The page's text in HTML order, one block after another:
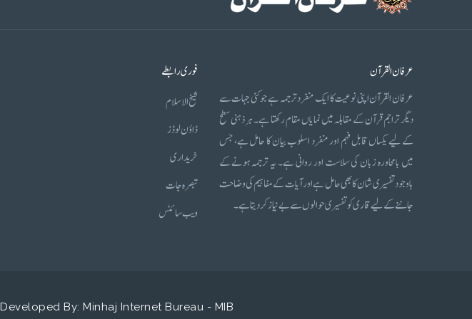
عرفان القرآن
عرفان القرآن اپنی نوعیت کا ایک منفرد ترجمہ ہے جو کئی جہات سے
دیگر تراجم قرآن کے مقابلہ میں نمایاں مقام رکھتا ہے۔ ہر ذہنی سطح
کے لیے یکساں قابل فہم اور منفرد اسلوب بیان کا حامل ہے، جس
میں بامحاورہ زبان کی سلاست اور روانی ہے۔ یہ ترجمہ ہونے کے
باوجود تفسیری شان کا بھی حامل ہے اور آیات کے مفاہیم کی وضاحت
جاننے کے لیے قاری کو تفسیری حوالوں سے بے نیاز کر دیتا ہے۔
فوری رابطے
شیخ الاسلام
ڈاؤن لوڈز
خریداری
تبصرہ جات
ویب سائٹس
Developed By: Minhaj Internet Bureau - MIB